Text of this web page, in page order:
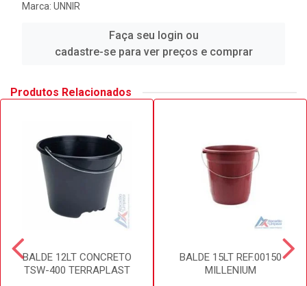
Marca: UNNIR
Faça seu login ou
cadastre-se para ver preços e comprar
Produtos Relacionados
BALDE 12LT CONCRETO
TSW-400 TERRAPLAST
BALDE 15LT REF.00150
MILLENIUM